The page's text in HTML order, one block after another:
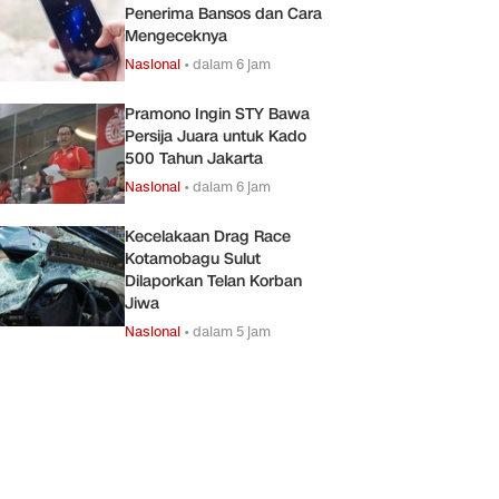
Penerima Bansos dan Cara
Mengeceknya
Nasional •dalam 6 jam
Pramono Ingin STY Bawa
Persija Juara untuk Kado
500 Tahun Jakarta
Nasional •dalam 6 jam
Kecelakaan Drag Race
Kotamobagu Sulut
Dilaporkan Telan Korban
Jiwa
Nasional •dalam 5 jam